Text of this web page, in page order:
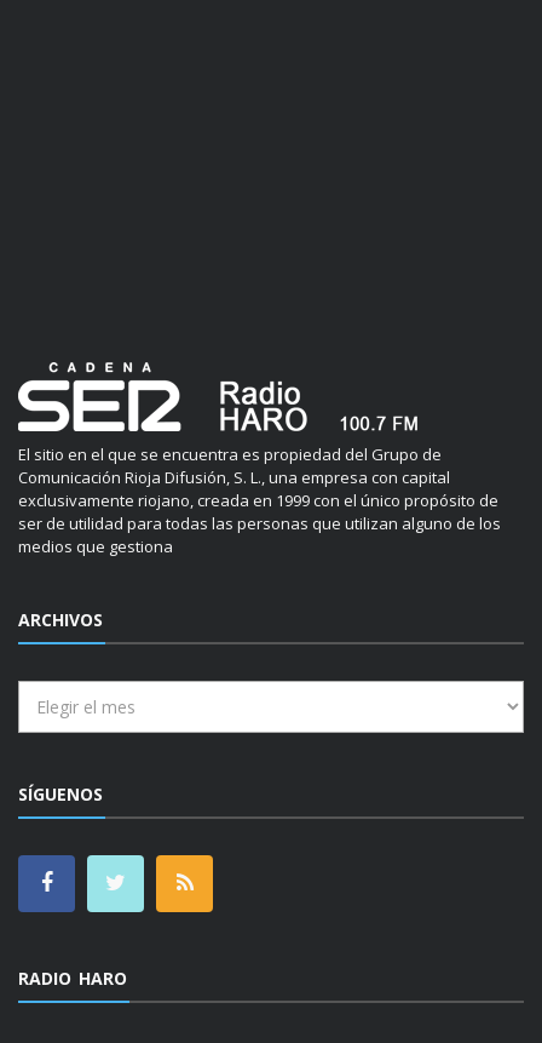
El sitio en el que se encuentra es propiedad del Grupo de
Comunicación Rioja Difusión, S. L., una empresa con capital
exclusivamente riojano, creada en 1999 con el único propósito de
ser de utilidad para todas las personas que utilizan alguno de los
medios que gestiona
ARCHIVOS
SÍGUENOS
RADIO HARO